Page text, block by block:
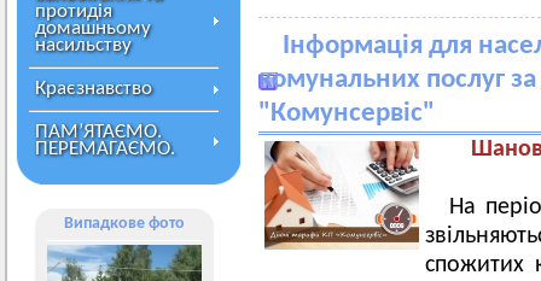
протидія
домашньому
насильству
Краєзнавство
ПАМ’ЯТАЄМО.
ПЕРЕМАГАЄМО.
Випадкове фото
Інформація для
комунальних послуг
"Комунсервіс"
На
спожитих